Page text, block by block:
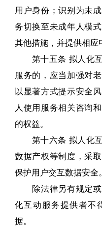
用户身份；识别为未
务切换至未成年人模
其他措施，并提供相应
第十五条 拟人化互
服务的，应当加强对
以显著方式提示安全
人使用服务相关咨询
的权益。
第十六条 拟人化互
数据产权等制度，采
保护用户交互数据安全。
除法律另有规定或
化互动服务提供者不
据。